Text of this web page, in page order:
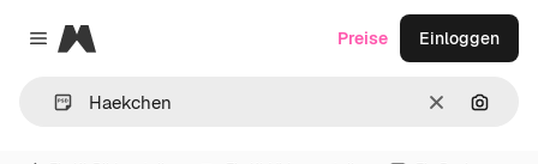
Close menu
Magnific
LöschenNach
Preise Einloggen